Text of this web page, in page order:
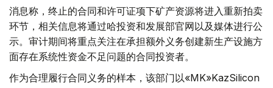
消息称，终止的合同和许可证项下矿产资源将进入重新拍卖
环节，相关信息将通过哈投资和发展部官网以及媒体进行公
示。审计期间将重点关注在承担额外义务创建新生产设施方
面存在系统性资金不足问题的合同投资者。
作为合理履行合同义务的样本，该部门以«MK»KazSilicon